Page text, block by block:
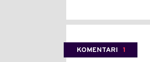
KOMENTARI 1